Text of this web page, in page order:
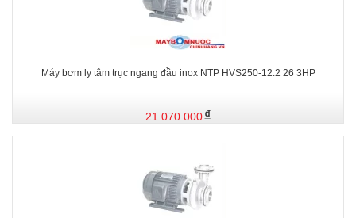
Máy bơm ly tâm trục ngang đầu inox NTP HVS250-12.2 26 3HP
21.070.000